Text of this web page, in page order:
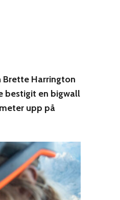
Brette Harrington
bestigit en bigwall
upp på